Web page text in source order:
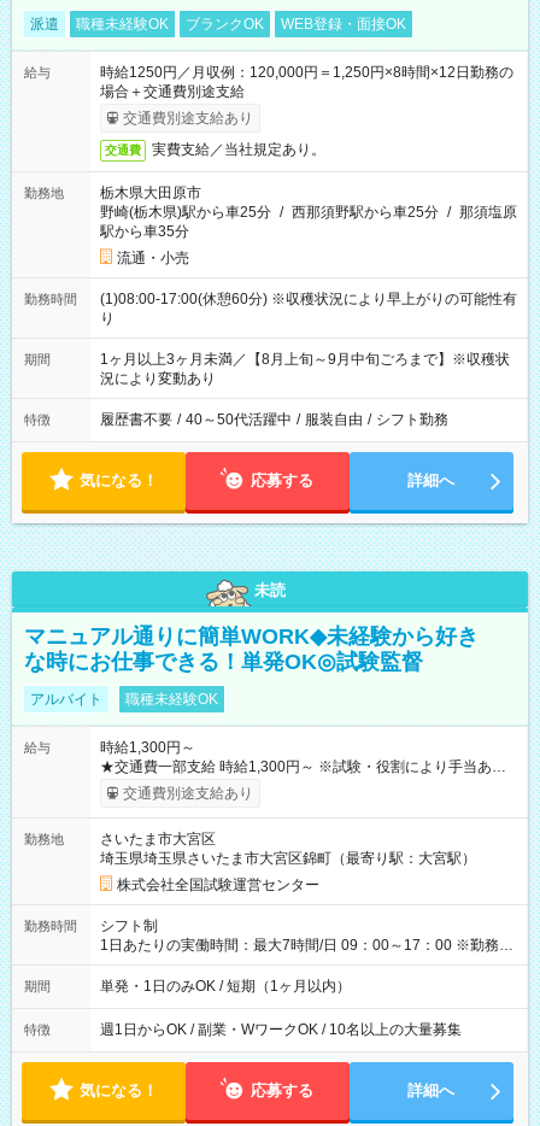
派遣 職種未経験OK ブランクOK WEB登録・面接OK
給与
時給1250円／月収例：120,000円＝1,250円×8時間×12日勤務の
場合＋交通費別途支給
交通費別途支給あり
交通費 実費支給／当社規定あり。
勤務地
栃木県大田原市
野崎(栃木県)駅から車25分 / 西那須野駅から車25分 / 那須塩原
駅から車35分
流通・小売
勤務時間
(1)08:00-17:00(休憩60分) ※収穫状況により早上がりの可能性有
り
期間
1ヶ月以上3ヶ月未満／【8月上旬～9月中旬ごろまで】※収穫状
況により変動あり
特徴 履歴書不要 / 40～50代活躍中 / 服装自由 / シフト勤務
気になる！ 応募する 詳細へ
未読
マニュアル通りに簡単WORK◆未経験から好き
な時にお仕事できる！単発OK◎試験監督
アルバイト 職種未経験OK
給与
時給1,300円～
★交通費一部支給 時給1,300円～ ※試験・役割により手当あり
※勤務回数により昇給あり 【即給（前払い）オプションあ
り！】 希望される場合、勤務から1週間ほどで給与の一部を受け
例】 ・河合塾模擬試験 8:30～17:30（休憩1時間） 時給1,300円
×8時間＝日収10,400円＋交通費 ※当日の役割により時給＋100
円の場合あり ・国家試験 7:00～13:30（休憩なし） 時給1,300
円（役割手当＋100円）×6時間＝日収8,400円＋交通費 【試用期
間】試用期間なし
交通費別途支給あり
勤務地
さいたま市大宮区
埼玉県埼玉県さいたま市大宮区錦町（最寄り駅：大宮駅）
株式会社全国試験運営センター
勤務時間
シフト制
1日あたりの実働時間：最大7時間/日 09：00～17：00 ※勤務時
間は 試験により異なります。
期間 単発・1日のみOK / 短期（1ヶ月以内）
特徴 週1日からOK / 副業・WワークOK / 10名以上の大量募集
気になる！ 応募する 詳細へ